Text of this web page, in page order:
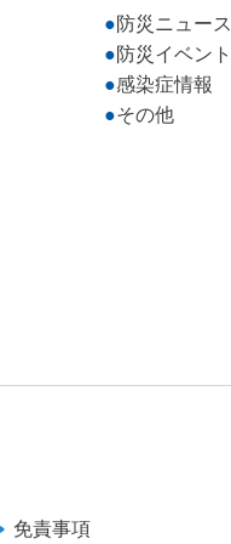
防災ニュース
防災イベント
感染症情報
その他
免責事項